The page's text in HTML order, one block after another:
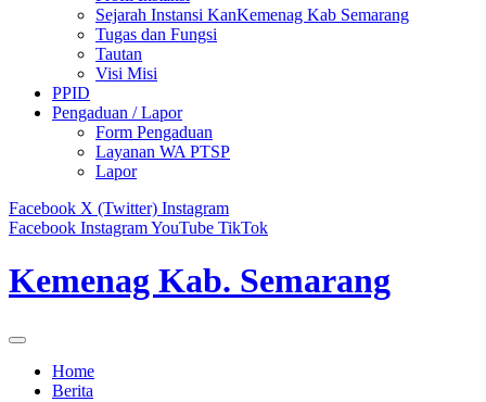
Sejarah Instansi KanKemenag Kab Semarang
Tugas dan Fungsi
Tautan
Visi Misi
PPID
Pengaduan / Lapor
Form Pengaduan
Layanan WA PTSP
Lapor
Facebook X (Twitter) Instagram
Facebook InstagramYouTube TikTok
Kemenag Kab. Semarang
Home
Berita